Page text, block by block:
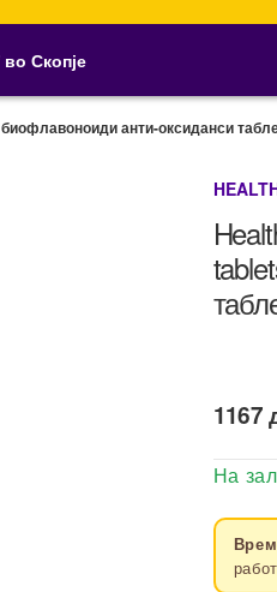
Скопје
анти-оксиданси
1167
На